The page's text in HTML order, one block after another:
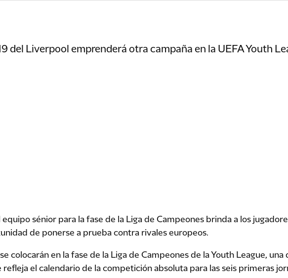
del Liverpool emprenderá otra campaña en la UEFA Youth
equipo sénior para la fase de la Liga de Campeones brinda a los
de ponerse a prueba contra rivales europeos.
colocarán en la fase de la Liga de Campeones de la Youth League, una
el calendario de la competición absoluta para las seis primeras